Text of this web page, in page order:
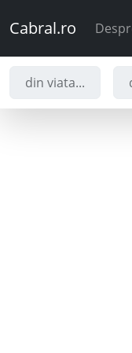
Cabral.ro
din viata...